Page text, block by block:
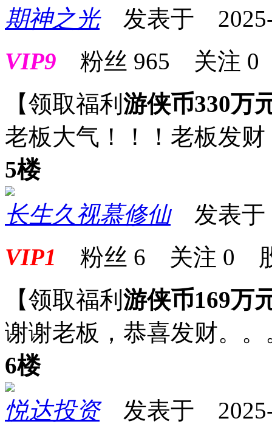
期神之光发表于 2025-
VIP9 粉丝 965 关注 0
【领取福利 游侠币330万
老板大气！！！老板发
5楼
长生久视慕修仙发表于
VIP1 粉丝 6 关注 0
【领取福利 游侠币169万
谢谢老板，恭喜发财。。
6楼
悦达投资发表于 2025-